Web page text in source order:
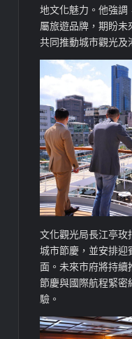
地文化魅力。他強調
屬旅遊品牌，期盼未
共同推動城市觀光及
文化觀光局長江亭玫
城市節慶，並安排迎
面。未來市府將持續
節慶與國際航程緊密
驗。